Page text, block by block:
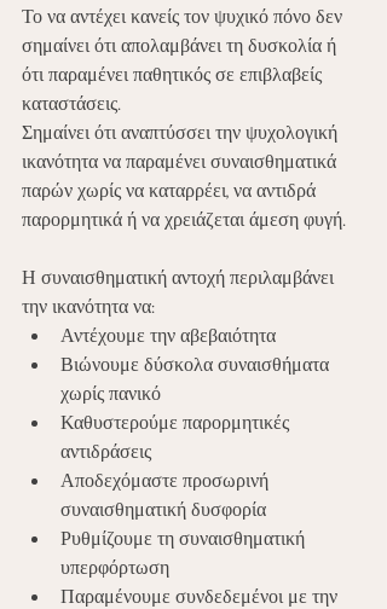
Το να αντέχει κανείς τον ψυχικό πόνο δεν
σημαίνει ότι απολαμβάνει τη δυσκολία ή
ότι παραμένει παθητικός σε επιβλαβείς
καταστάσεις.
Σημαίνει ότι αναπτύσσει την ψυχολογική
ικανότητα να παραμένει συναισθηματικά
παρών χωρίς να καταρρέει, να αντιδρά
παρορμητικά ή να χρειάζεται άμεση φυγή.
Η συναισθηματική αντοχή περιλαμβάνει
την ικανότητα να:
Αντέχουμε την αβεβαιότητα
Βιώνουμε δύσκολα συναισθήματα
χωρίς πανικό
Καθυστερούμε παρορμητικές
αντιδράσεις
Αποδεχόμαστε προσωρινή
συναισθηματική δυσφορία
Ρυθμίζουμε τη συναισθηματική
υπερφόρτωση
Παραμένουμε συνδεδεμένοι με την